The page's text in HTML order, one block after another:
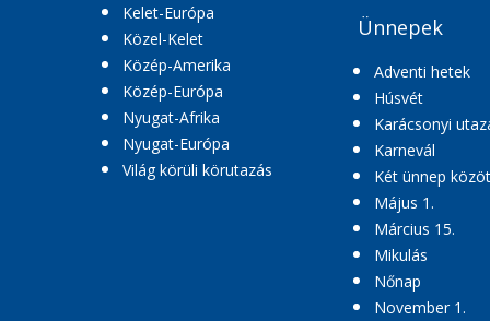
Kelet-Európa
Közel-Kelet
Közép-Amerika
Közép-Európa
Nyugat-Afrika
Nyugat-Európa
Világ körüli körutazás
Ünnepek
Adventi hetek
Húsvét
Karácsonyi
Karnevál
Két ünnep
Május 1.
Március 15.
Mikulás
Nőnap
November 1.